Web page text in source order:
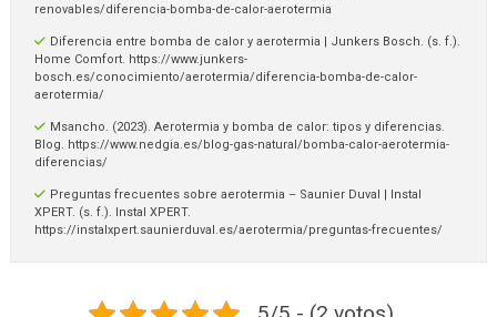
renovables/diferencia-bomba-de-calor-aerotermia
Diferencia entre bomba de calor y aerotermia | Junkers Bosch. (s. f.).
Home Comfort. https://www.junkers-
bosch.es/conocimiento/aerotermia/diferencia-bomba-de-calor-
aerotermia/
Msancho. (2023). Aerotermia y bomba de calor: tipos y diferencias.
Blog. https://www.nedgia.es/blog-gas-natural/bomba-calor-aerotermia-
diferencias/
Preguntas frecuentes sobre aerotermia – Saunier Duval | Instal
XPERT. (s. f.). Instal XPERT.
https://instalxpert.saunierduval.es/aerotermia/preguntas-frecuentes/